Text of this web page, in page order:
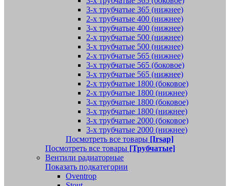
3-х трубчатые 365 (нижнее)
2-х трубчатые 400 (нижнее)
3-х трубчатые 400 (нижнее)
2-х трубчатые 500 (нижнее)
3-х трубчатые 500 (нижнее)
2-х трубчатые 565 (нижнее)
3-х трубчатые 565 (боковое)
3-х трубчатые 565 (нижнее)
2-х трубчатые 1800 (боковое)
2-х трубчатые 1800 (нижнее)
3-х трубчатые 1800 (боковое)
3-х трубчатые 1800 (нижнее)
3-х трубчатые 2000 (боковое)
3-х трубчатые 2000 (нижнее)
Посмотреть все товары [Irsap]
Посмотреть все товары [Трубчатые]
Вентили радиаторные
Показать подкатегории
Oventrop